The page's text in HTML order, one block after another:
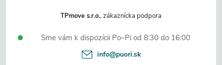
TPmove s.r.o.
Sme vám k dispozícii Po–Pi od 8:30 do 16:00
info@puori.sk